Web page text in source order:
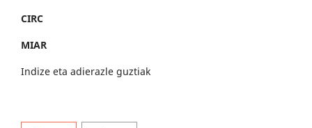
CIRC
MIAR
Indize eta adierazle guztiak